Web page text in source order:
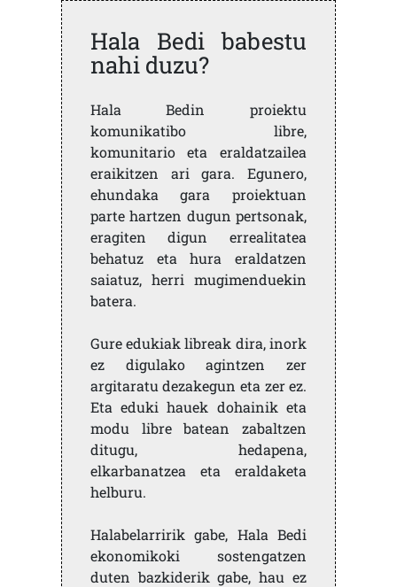
Hala Bedi babestu
nahi duzu?
Hala Bedin proiektu
komunikatibo libre,
komunitario eta eraldatzailea
eraikitzen ari gara. Egunero,
ehundaka gara proiektuan
parte hartzen dugun pertsonak,
eragiten digun errealitatea
behatuz eta hura eraldatzen
saiatuz, herri mugimenduekin
batera.
Gure edukiak libreak dira, inork
ez digulako agintzen zer
argitaratu dezakegun eta zer ez.
Eta eduki hauek dohainik eta
modu libre batean zabaltzen
ditugu, hedapena,
elkarbanatzea eta eraldaketa
helburu.
Halabelarririk gabe, Hala Bedi
ekonomikoki sostengatzen
duten bazkiderik gabe, hau ez